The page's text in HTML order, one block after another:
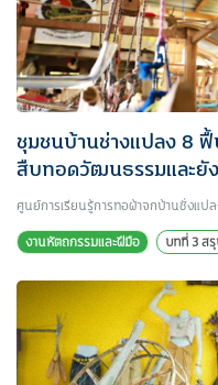
ชุมชนบ้านช่างแปลง 8 ฟื้
สืบทอดวัฒนธรรมและยัง
ศูนย์การเรียนรู้การทอผ้าจกบ้านชั่งแป
งานหัตถกรรมและฝีมือ
บทที่ 3 ส